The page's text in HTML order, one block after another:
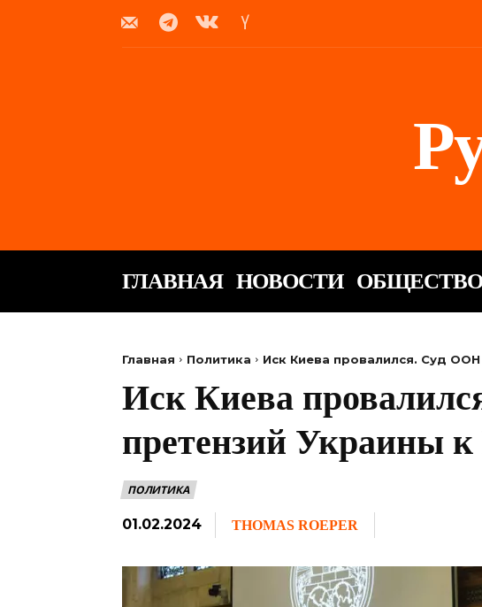
ГЛАВНАЯ НОВОСТИ ОБЩЕСТВО
Главная Политика Иск Киева провалился. Суд
Иск Киева
претензий Украины к
ПОЛИТИКА
01.02.2024 THOMAS ROEPER